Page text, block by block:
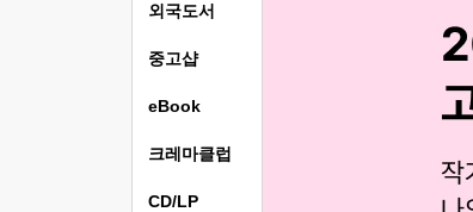
외국도서
중고샵
eBook
크레마클럽
CD/LP